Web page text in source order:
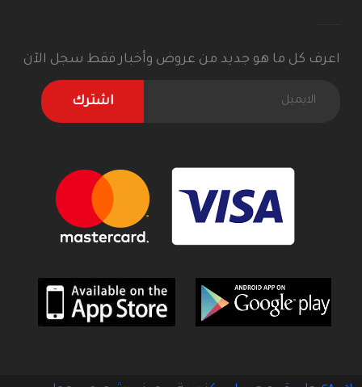
اعرف كل ما هو جديد من عروض وأخبار فقط سجل الآن
اشترك